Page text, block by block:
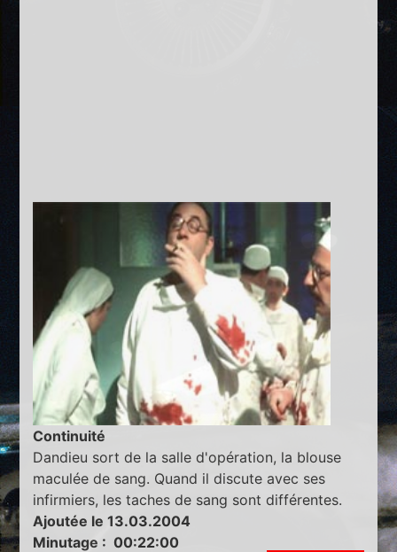
Continuité
Dandieu sort de la salle d'opération, la blouse
maculée de sang. Quand il discute avec ses
infirmiers, les taches de sang sont différentes.
Ajoutée le 13.03.2004
Minutage : 00:22:00